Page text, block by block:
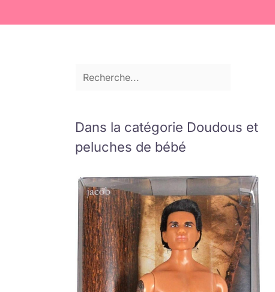
Dans la catégorie Doudous et
peluches de bébé